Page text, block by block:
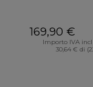
169,90 €
Importo IVA
30,64 € di